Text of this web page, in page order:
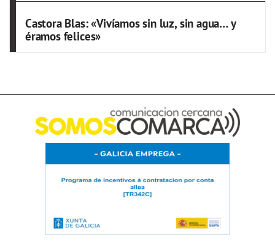
Castora Blas: «Vivíamos sin luz, sin agua… y
éramos felices»